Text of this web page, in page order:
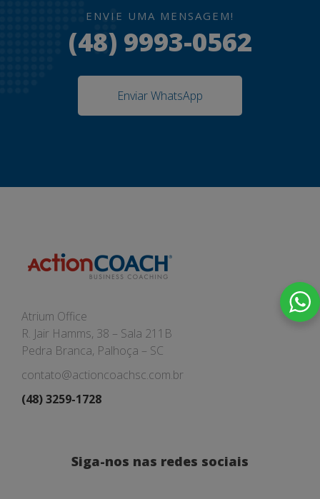
ENVIE UMA MENSAGEM!
(48) 9993-0562
Enviar WhatsApp
Atrium Office
R. Jair Hamms, 38 – Sala 211B
Pedra Branca, Palhoça – SC
contato@actioncoachsc.com.br
(48) 3259-1728
Siga-nos nas redes sociais